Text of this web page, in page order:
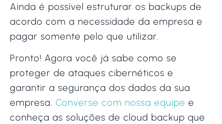
Ainda é possível estruturar os backups de
acordo com a necessidade da empresa e
pagar somente pelo que utilizar.
Pronto! Agora você já sabe como se
proteger de ataques cibernéticos e
garantir a segurança dos dados da sua
empresa. Converse com nossa equipe e
conheça as soluções de cloud backup que